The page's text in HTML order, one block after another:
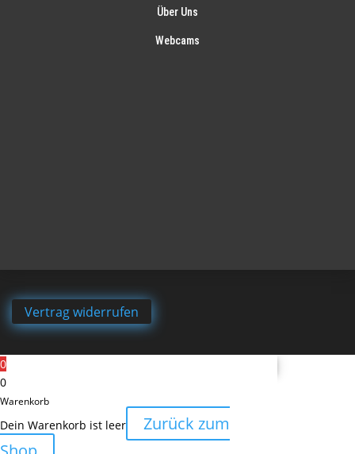
Über Uns
Webcams
Vertrag widerrufen
0
0
Warenkorb
Dein Warenkorb ist leer
Zurück zum